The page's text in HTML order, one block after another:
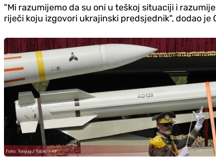
"Mi razumijemo da su oni u teškoj situaciji i
riječi koju izgovori ukrajinski predsjednik", dodao je